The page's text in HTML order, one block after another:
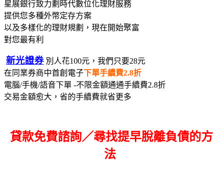
星展銀行致力劃時代數位化理財服務
提供您多種外幣定存方案
以及多樣化的理財規劃，現在開始聚富
對您最有利
新光證券 別人花100元，我們只要28元
在同業券商中首創電子下單手續費2.8折
電腦/手機/語音下單 -不限金額通通手續費2.8折
交易金額愈大，省的手續費就省更多
貸款免費諮詢／尋找提早脫離負債的方
法